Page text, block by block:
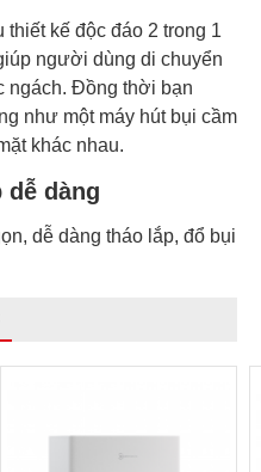
kế độc đáo 2 trong 1
người dùng di chuyển
ngách. Đồng thời bạn
như một máy hút bụi cầm
khác nhau.
dễ dàng
dễ dàng tháo lắp, đổ bụi